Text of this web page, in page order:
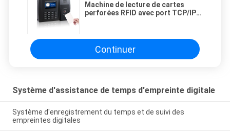
Machine de lecture de cartes
perforées RFID avec port TCP/IP
Continuer
Système d'assistance de temps d'empreinte digitale
Système d'enregistrement du temps et de suivi des
empreintes digitales